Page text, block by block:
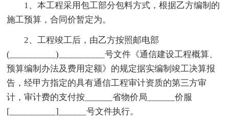
1、本工程采用包工部分包料方式，根据乙方编制的
施工预算，合同价暂定为。
2、工程竣工后，由乙方按照邮电部
(__________)__________号文件《通信建设工程概算、
预算编制办法及费用定额》的规定据实编制竣工决算报
告，经甲方指定的具有通信工程审计资质的第三方审
计，审计费的支付按______省物价局______价服
[__________]______号文件执行。